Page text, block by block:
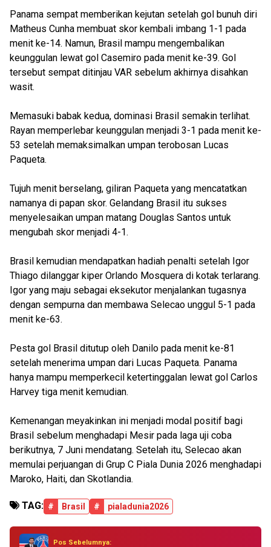
Panama sempat memberikan kejutan setelah gol bunuh diri
Matheus Cunha membuat skor kembali imbang 1-1 pada
menit ke-14. Namun, Brasil mampu mengembalikan
keunggulan lewat gol Casemiro pada menit ke-39. Gol
tersebut sempat ditinjau VAR sebelum akhirnya disahkan
wasit.
Memasuki babak kedua, dominasi Brasil semakin terlihat.
Rayan memperlebar keunggulan menjadi 3-1 pada menit ke-
53 setelah memaksimalkan umpan terobosan Lucas
Paqueta.
Tujuh menit berselang, giliran Paqueta yang mencatatkan
namanya di papan skor. Gelandang Brasil itu sukses
menyelesaikan umpan matang Douglas Santos untuk
mengubah skor menjadi 4-1.
Brasil kemudian mendapatkan hadiah penalti setelah Igor
Thiago dilanggar kiper Orlando Mosquera di kotak terlarang.
Igor yang maju sebagai eksekutor menjalankan tugasnya
dengan sempurna dan membawa Selecao unggul 5-1 pada
menit ke-63.
Pesta gol Brasil ditutup oleh Danilo pada menit ke-81
setelah menerima umpan dari Lucas Paqueta. Panama
hanya mampu memperkecil ketertinggalan lewat gol Carlos
Harvey tiga menit kemudian.
Kemenangan meyakinkan ini menjadi modal positif bagi
Brasil sebelum menghadapi Mesir pada laga uji coba
berikutnya, 7 Juni mendatang. Setelah itu, Selecao akan
memulai perjuangan di Grup C Piala Dunia 2026 menghadapi
Maroko, Haiti, dan Skotlandia.
TAG: # Brasil # pialadunia2026
Pos Sebelumnya: